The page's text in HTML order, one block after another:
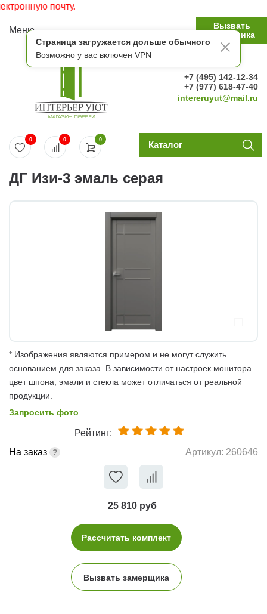
Страница загружается дольше обычного
Возможно у вас включен VPN
почту.
Меню
Вызвать
замерщика
+7 (495) 142-12-34
+7 (977) 618-47-40
intereruyut@mail.ru
0
0 0 Каталог
ДГ Изи-3 эмаль серая
* Изображения являются примером и не могут служить
основанием для заказа. В зависимости от настроек монитора
цвет шпона, эмали и стекла может отличаться от реальной
продукции.
Запросить фото
Рейтинг:
На заказ
Артикул: 260646
25 810 руб
Рассчитать комплект
Вызвать замерщика